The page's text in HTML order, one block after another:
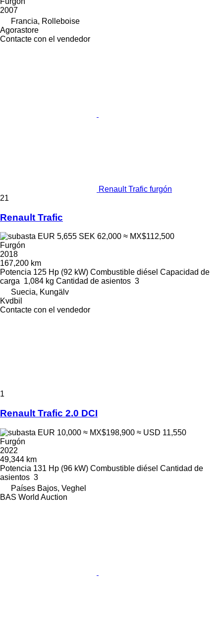
2007
Francia, Rolleboise
Agorastore
Contacte con el vendedor
Renault Trafic furgón
21
Renault Trafic
EUR 5,655 SEK 62,000 ≈ MX$112,500
Furgón
2018
167,200 km
Potencia 125 Hp (92 kW) Combustible diésel Capacidad de
carga 1,084 kg Cantidad de asientos 3
Suecia, Kungälv
Kvdbil
Contacte con el vendedor
1
Renault Trafic 2.0 DCI
EUR 10,000 ≈ MX$198,900 ≈ USD 11,550
Furgón
2022
49,344 km
Potencia 131 Hp (96 kW) Combustible diésel Cantidad de
asientos 3
Países Bajos, Veghel
BAS World Auction